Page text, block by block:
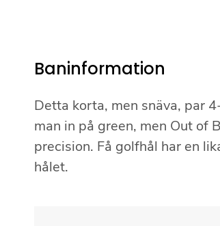
Baninformation
Detta korta, men snäva, par
man in på green, men Out of
precision. Få golfhål har en
hålet.